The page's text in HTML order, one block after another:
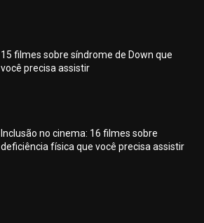
15 filmes sobre síndrome de Down que
você precisa assistir
Inclusão no cinema: 16 filmes sobre
deficiência física que você precisa assistir